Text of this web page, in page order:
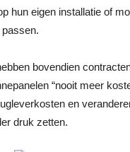
hun eigen installatie of
bovendien
“nooit meer
en
druk zetten.